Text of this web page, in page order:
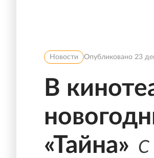
Новости Опубликовано 23
В
«Тайна» С